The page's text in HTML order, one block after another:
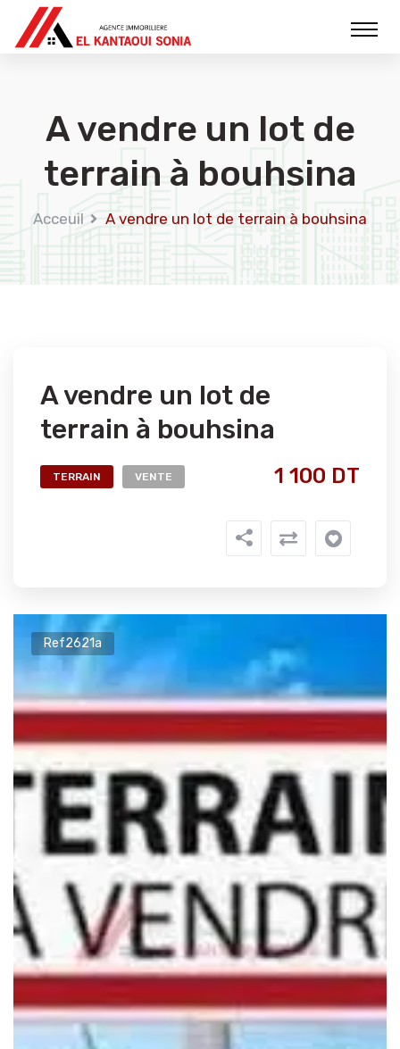
A vendre un lot de
terrain à bouhsina
Acceuil A vendre un lot de terrain à bouhsina
A vendre un lot de
terrain à bouhsina
TERRAIN VENTE 1 100 DT
Ref2621a